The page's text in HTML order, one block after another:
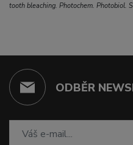
tooth bleaching. Photochem. Photobiol.
ODBĚR